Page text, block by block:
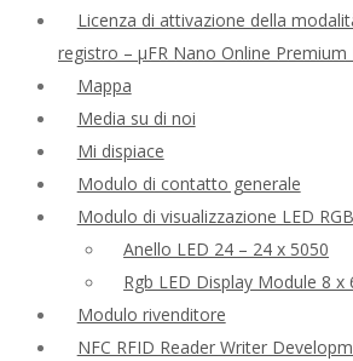
Licenza di attivazione della
registro – μFR Nano Online Premium
Mappa
Media su di noi
Mi dispiace
Modulo di contatto generale
Modulo di visualizzazione LED
Anello LED 24 – 24 x 5050
Rgb LED Display Module 8 x
Modulo rivenditore
NFC RFID Reader Writer